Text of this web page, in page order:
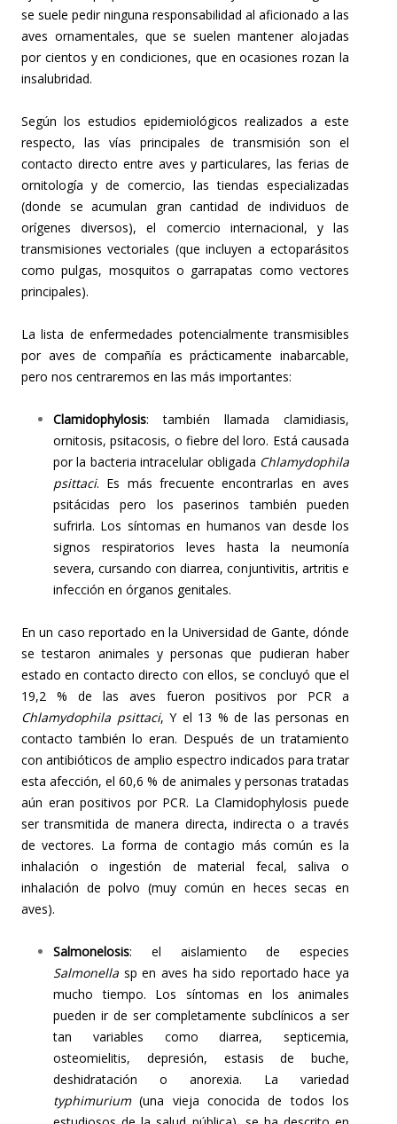
se suele pedir ninguna responsabilidad al aficionado a las
aves ornamentales, que se suelen mantener alojadas
por cientos y en condiciones, que en ocasiones rozan la
insalubridad.
Según los estudios epidemiológicos realizados a este
respecto, las vías principales de transmisión son el
contacto directo entre aves y particulares, las ferias de
ornitología y de comercio, las tiendas especializadas
(donde se acumulan gran cantidad de individuos de
orígenes diversos), el comercio internacional, y las
transmisiones vectoriales (que incluyen a ectoparásitos
como pulgas, mosquitos o garrapatas como vectores
principales).
La lista de enfermedades potencialmente transmisibles
por aves de compañía es prácticamente inabarcable,
pero nos centraremos en las más importantes:
Clamidophylosis: también llamada clamidiasis,
ornitosis, psitacosis, o fiebre del loro. Está causada
por la bacteria intracelular obligada Chlamydophila
psittaci. Es más frecuente encontrarlas en aves
psitácidas pero los paserinos también pueden
sufrirla. Los síntomas en humanos van desde los
signos respiratorios leves hasta la neumonía
severa, cursando con diarrea, conjuntivitis, artritis e
infección en órganos genitales.
En un caso reportado en la Universidad de Gante, dónde
se testaron animales y personas que pudieran haber
estado en contacto directo con ellos, se concluyó que el
19,2 % de las aves fueron positivos por PCR a
Chlamydophila psittaci, Y el 13 % de las personas en
contacto también lo eran. Después de un tratamiento
con antibióticos de amplio espectro indicados para tratar
esta afección, el 60,6 % de animales y personas tratadas
aún eran positivos por PCR. La Clamidophylosis puede
ser transmitida de manera directa, indirecta o a través
de vectores. La forma de contagio más común es la
inhalación o ingestión de material fecal, saliva o
inhalación de polvo (muy común en heces secas en
aves).
Salmonelosis: el aislamiento de especies
Salmonella sp en aves ha sido reportado hace ya
mucho tiempo. Los síntomas en los animales
pueden ir de ser completamente subclínicos a ser
tan variables como diarrea, septicemia,
osteomielitis, depresión, estasis de buche,
deshidratación o anorexia. La variedad
typhimurium(una vieja conocida de todos los